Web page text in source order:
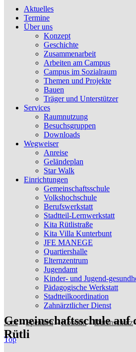
Aktuelles
Termine
Über uns
Konzept
Geschichte
Zusammenarbeit
Arbeiten am Campus
Campus im Sozialraum
Themen und Projekte
Bauen
Träger und Unterstützer
Services
Raumnutzung
Besuchsgruppen
Downloads
Wegweiser
Anreise
Geländeplan
Star Walk
Einrichtungen
Gemeinschaftsschule
Volkshochschule
Berufswerkstatt
Stadtteil-Lernwerkstatt
Kita Rütlistraße
Kita Villa Kunterbunt
JFE MANEGE
Quartiershalle
Elternzentrum
Jugendamt
Kinder- und Jugend-
Pädagogische Werkstatt
Stadtteilkoordination
Zahnärztlicher Dienst
Jobs–Spenden–Kontakt–Datenschutz
Top
Gemeinschaftsschule auf
Rütli